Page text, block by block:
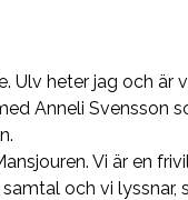
Ulv heter jag och är
Anneli Svensson
Vi är en
och vi lyssnar,